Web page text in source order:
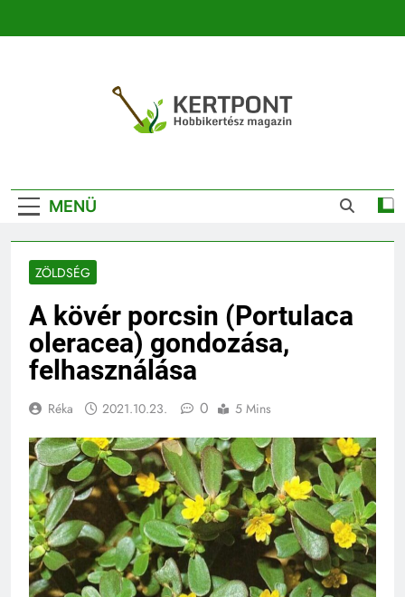
Kertészeti
Magazin |
Növényhatározó
MENÜ
ZÖLDSÉG
A kövér porcsin (Portulaca
oleracea) gondozása,
felhasználása
Réka 2021.10.23. 0 5 Mins